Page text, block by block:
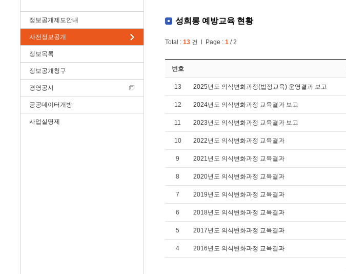
정보공개제도안내
사전정보공개
정보목록
정보공개청구
경영공시
공공데이터개방
사업실명제
성희롱 예방교육 현황
Total :13 건 l Page :1 / 2
번호
13 2025년도 의식변화과정(법정교육) 운영결과 보고
12 2024년도 의식변화과정 교육결과 보고
11 2023년도 의식변화과정 교육결과 보고
10 2022년도 의식변화과정 교육결과
9 2021년도 의식변화과정 교육결과
8 2020년도 의식변화과정 교육결과
7 2019년도 의식변화과정 교육결과
6 2018년도 의식변화과정 교육결과
5 2017년도 의식변화과정 교육결과
4 2016년도 의식변화과정 교육결과